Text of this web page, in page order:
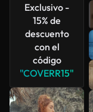
Exclusivo -
15% de
descuento
con el
código
"COVERR15"